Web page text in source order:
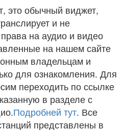
это обычный виджет,
и не
на аудио и видео
на нашем сайте
владельцам и
для ознакомления. Для
переходить по ссылке
в разделе с
Подробней тут. Все
представлены в